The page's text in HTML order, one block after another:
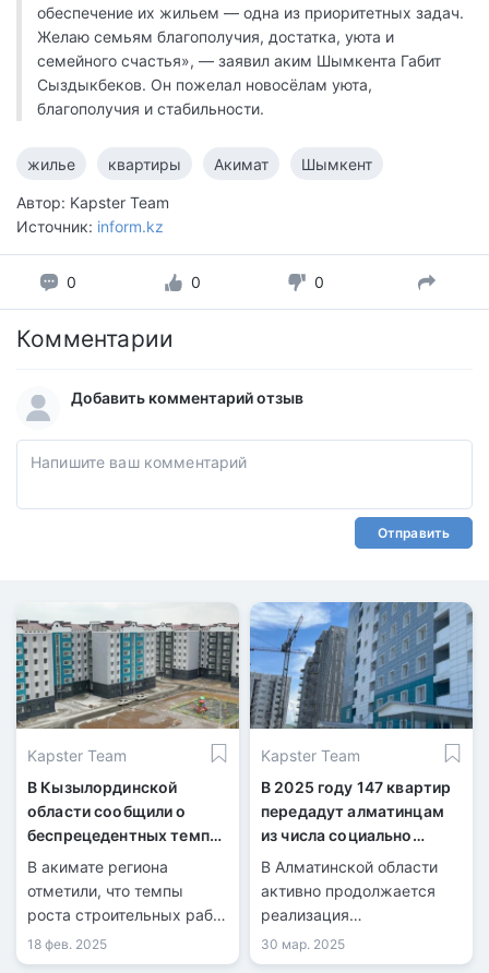
обеспечение их жильем — одна из приоритетных задач.
Желаю семьям благополучия, достатка, уюта и
семейного счастья», — заявил аким Шымкента Габит
Сыздыкбеков. Он пожелал новосёлам уюта,
благополучия и стабильности.
жилье квартиры Акимат Шымкент
Автор: Kapster Team
Источник: inform.kz
0 0 0
Комментарии
Добавить комментарий отзыв
Отправить
Kapster Team
В Кызылординской
области сообщили о
беспрецедентных темпах
жилищного
В акимате региона
отметили, что темпы
роста строительных работ
превышают средний
республиканский
18 фев. 2025
Kapster Team
В 2025 году 147 квартир
передадут алматинцам
из числа социально
уязвимых категорий
В Алматинской области
активно продолжается
реализация
государственных
программ по
30 мар. 2025